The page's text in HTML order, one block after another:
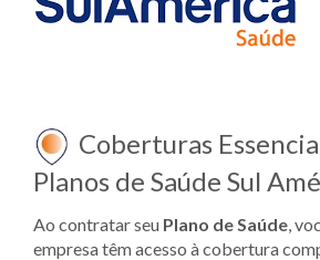
Coberturas
Planos de Saúde Sul
Ao contratar seu Plano de Saúde,
empresa têm acesso à cobertura